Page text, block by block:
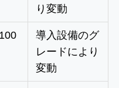
り変動
導入設備のグ
レードにより
変動